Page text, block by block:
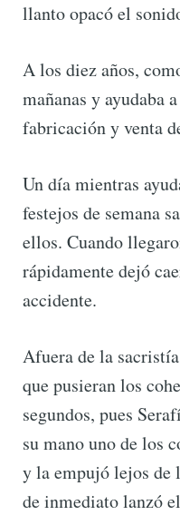
llanto opacó el
A los diez años,
mañanas y ayudaba
fabricación y venta
Un día mientras
festejos de semana
ellos. Cuando
rápidamente dejó
accidente.
Afuera de la
que pusieran los
segundos, pues
su mano uno de los
y la empujó lejos de
de inmediato lanzó